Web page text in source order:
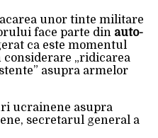
unor tinte militare
face parte din auto-
ca este momentul
„ridicarea
asupra armelor
ucrainene asupra
secretarul general a